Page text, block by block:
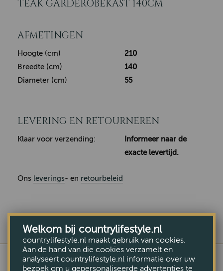
TEAK GARDEROBEKAST 140CM
AFMETINGEN
Hoogte (cm)
210
Breedte (cm)
140
Diameter (cm)
55
LEVERING EN RETOURNEREN
Klaar voor verzending:
Informeer naar de
exacte levertijd.
Ons leverings- en retourbeleid
Welkom bij countrylifestyle.nl
countrylifestyle.nl maakt gebruik van cookies.
Aan de hand van die cookies verzamelt en
analyseert countrylifestyle.nl informatie over uw
bezoek om u gepersonaliseerde advertenties te